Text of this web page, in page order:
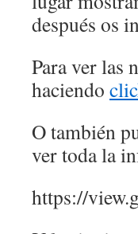
después os
Para ver las
haciendo
O también
ver toda la
https://